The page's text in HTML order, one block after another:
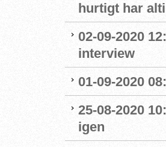
hurtigt har
02-09-2020
interview
01-09-2020
25-08-2020
igen